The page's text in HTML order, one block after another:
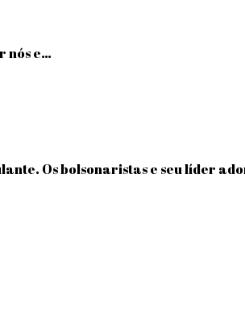
nós e…
Os bolsonaristas e seu líder